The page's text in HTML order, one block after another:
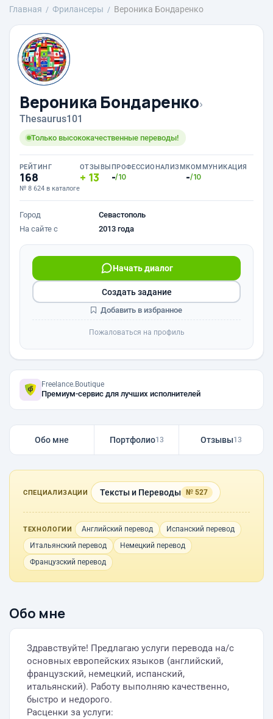
Главная Фрилансеры Вероника Бондаренко
Вероника Бондаренко›
Thesaurus101
Только высококачественные переводы!
РЕЙТИНГ
168
№ 8 624 в каталоге
ОТЗЫВЫ
13
ПРОФЕССИОНАЛИЗМ
-/10
КОММУНИКАЦИЯ
-/10
Город
Севастополь
На сайте с
2013 года
Начать диалог
Создать задание
Добавить в избранное
Пожаловаться на профиль
Freelance.Boutique
Премиум-сервис для лучших исполнителей
Обо мне Портфолио13 Отзывы13
СПЕЦИАЛИЗАЦИИ Тексты и Переводы № 527
ТЕХНОЛОГИИ Английский перевод
Испанский перевод
Итальянский перевод
Немецкий перевод
Французский перевод
Обо мне
Здравствуйте! Предлагаю услуги перевода на/с
основных европейских языков (английский,
французский, немецкий, испанский,
итальянский). Работу выполняю качественно,
быстро и недорого.
Расценки за услуги: